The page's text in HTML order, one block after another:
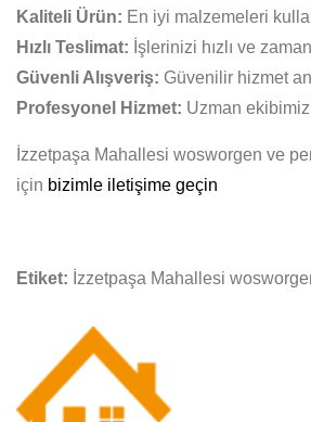
Kaliteli Ürün: En iyi malzemeleri
Hızlı Teslimat: İşlerinizi hızlı ve
Güvenli Alışveriş: Güvenilir hizmet
Profesyonel Hizmet: Uzman
İzzetpaşa Mahallesi wosworgen ve
için bizimle iletişime geçin
Etiket: İzzetpaşa Mahallesi